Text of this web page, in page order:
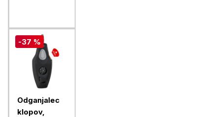
-37 %
Odganjalec
klopov,